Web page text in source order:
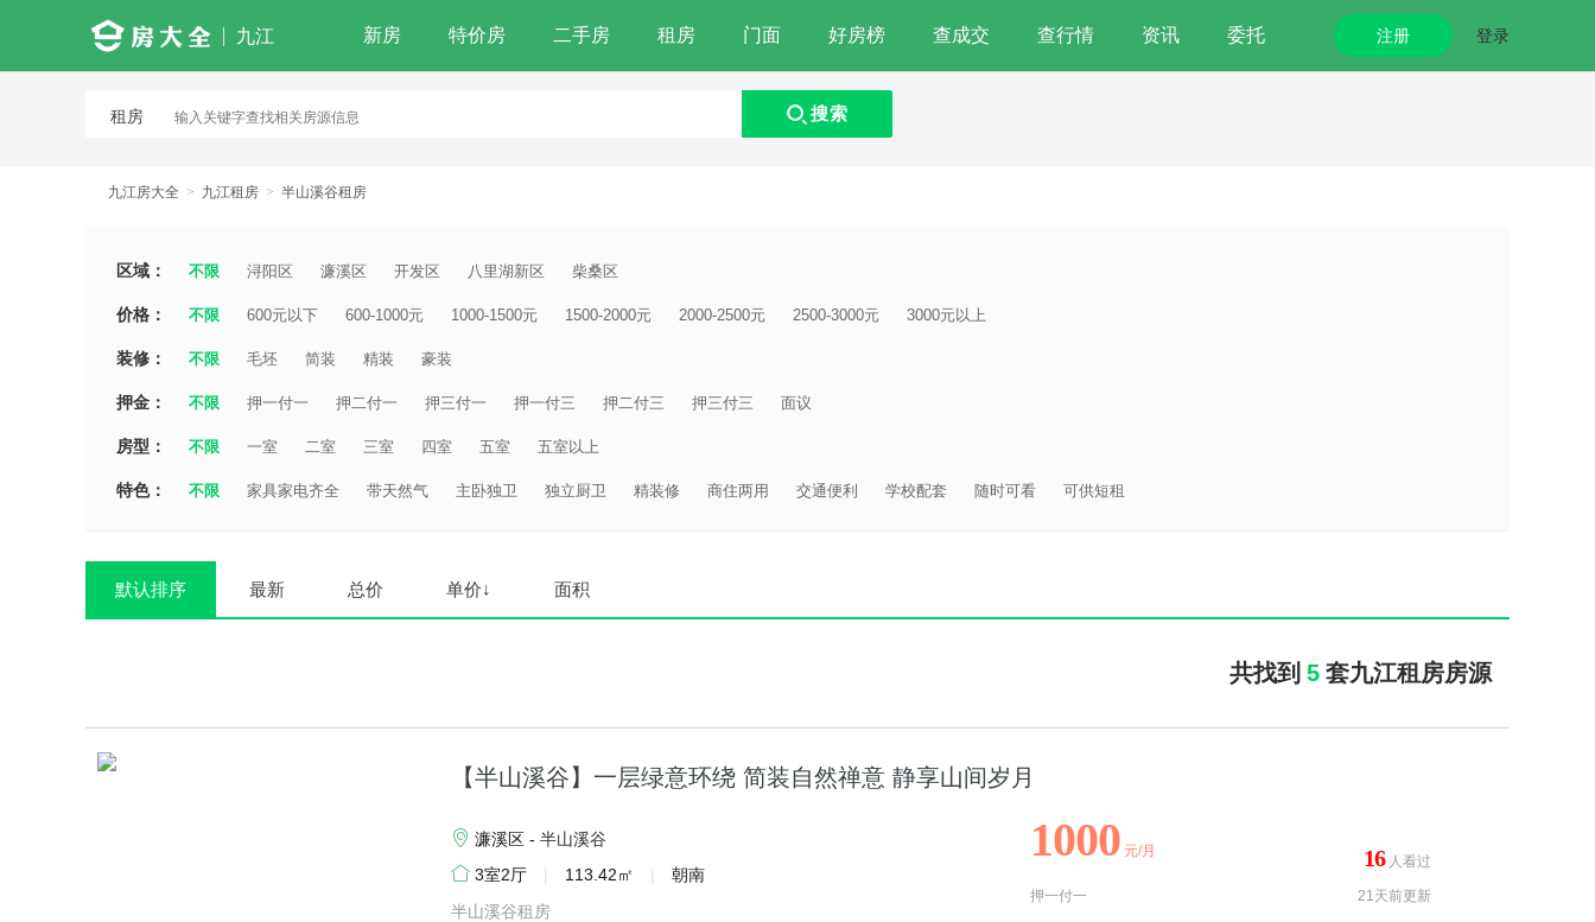
九江 新房 特价房 二手房 租房 门面 好房榜 查成交 查行情 资讯 委托 注册 登录
租房 搜索
九江房大全 > 九江租房 > 半山溪谷租房
区域： 不限 浔阳区 濂溪区 开发区 八里湖新区 柴桑区
价格： 不限 600元以下 600-1000元 1000-1500元 1500-2000元 2000-2500元 2500-3000元 3000元以上
装修： 不限 毛坯 简装 精装 豪装
押金： 不限 押一付一 押二付一 押三付一 押一付三 押二付三 押三付三 面议
房型： 不限 一室 二室 三室 四室 五室 五室以上
特色： 不限 家具家电齐全 带天然气 主卧独卫 独立厨卫 精装修 商住两用 交通便利 学校配套 随时可看 可供短租
默认排序 最新 总价 单价↓ 面积
共找到 5 套九江租房房源
【半山溪谷】一层绿意环绕 简装自然禅意 静享山间岁月
濂溪区 - 半山溪谷
3室2厅
| 113.42㎡ |
朝南
半山溪谷租房
16 人看过
21天前更新
1000 元/月
押一付一